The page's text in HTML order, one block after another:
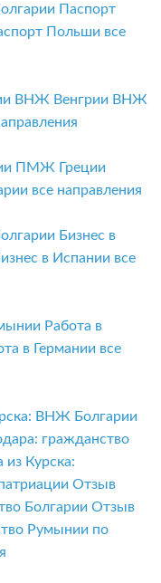
Паспорт
Польши все
ВНЖ Венгрии ВНЖ
ПМЖ Греции
все направления
Бизнес в
в Испании все
Работа в
в Германии все
ВНЖ Болгарии
гражданство
Курска:
Отзыв
Болгарии Отзыв
Румынии по